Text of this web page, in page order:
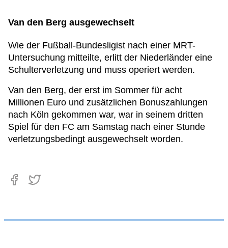
Van den Berg ausgewechselt
Wie der Fußball-Bundesligist nach einer MRT-
Untersuchung mitteilte, erlitt der Niederländer eine
Schulterverletzung und muss operiert werden.
Van den Berg, der erst im Sommer für acht
Millionen Euro und zusätzlichen Bonuszahlungen
nach Köln gekommen war, war in seinem dritten
Spiel für den FC am Samstag nach einer Stunde
verletzungsbedingt ausgewechselt worden.